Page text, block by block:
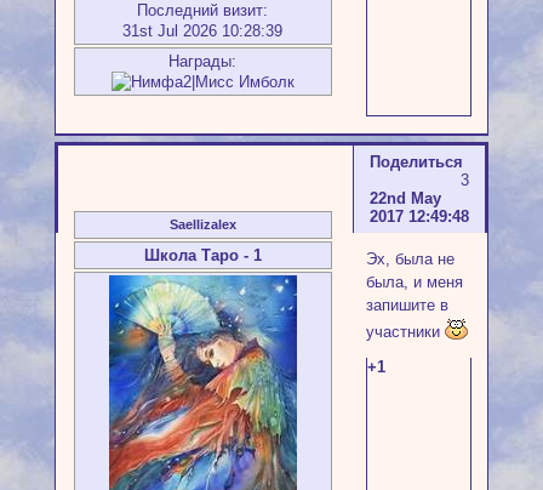
Последний визит:
31st Jul 2026 10:28:39
Награды:
Поделиться
3
22nd May
2017 12:49:48
Saellizalex
Школа Таро - 1
Эх, была не
была, и меня
запишите в
участники
+1